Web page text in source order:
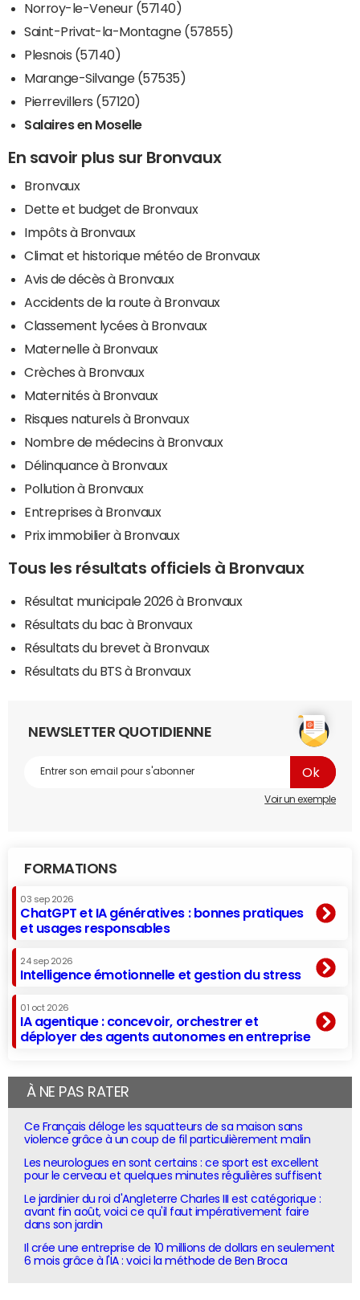
Norroy-le-Veneur (57140)
Saint-Privat-la-Montagne (57855)
Plesnois (57140)
Marange-Silvange (57535)
Pierrevillers (57120)
Salaires en Moselle
En savoir plus sur Bronvaux
Bronvaux
Dette et budget de Bronvaux
Impôts à Bronvaux
Climat et historique météo de Bronvaux
Avis de décès à Bronvaux
Accidents de la route à Bronvaux
Classement lycées à Bronvaux
Maternelle à Bronvaux
Crèches à Bronvaux
Maternités à Bronvaux
Risques naturels à Bronvaux
Nombre de médecins à Bronvaux
Délinquance à Bronvaux
Pollution à Bronvaux
Entreprises à Bronvaux
Prix immobilier à Bronvaux
Tous les résultats officiels à Bronvaux
Résultat municipale 2026 à Bronvaux
Résultats du bac à Bronvaux
Résultats du brevet à Bronvaux
Résultats du BTS à Bronvaux
NEWSLETTER QUOTIDIENNE
Voir un exemple
FORMATIONS
03 sep 2026
ChatGPT et IA génératives : bonnes pratiques
et usages responsables
24 sep 2026
Intelligence émotionnelle et gestion du stress
01 oct 2026
IA agentique : concevoir, orchestrer et
déployer des agents autonomes en entreprise
À NE PAS RATER
Ce Français déloge les squatteurs de sa maison sans
violence grâce à un coup de fil particulièrement malin
Les neurologues en sont certains : ce sport est excellent
pour le cerveau et quelques minutes régulières suffisent
Le jardinier du roi d'Angleterre Charles III est catégorique :
avant fin août, voici ce qu'il faut impérativement faire
dans son jardin
Il crée une entreprise de 10 millions de dollars en seulement
6 mois grâce à l'IA : voici la méthode de Ben Broca